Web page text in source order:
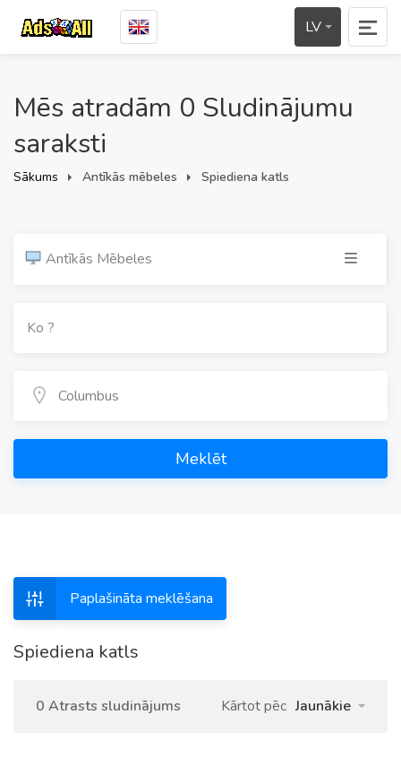
LV
Mēs atradām 0 Sludinājumu
saraksti
Sākums Antīkās mēbeles Spiediena katls
Antīkās Mēbeles
Meklēt
Paplašināta meklēšana
Spiediena katls
0 Atrasts sludinājums Kārtot pēc Jaunākie